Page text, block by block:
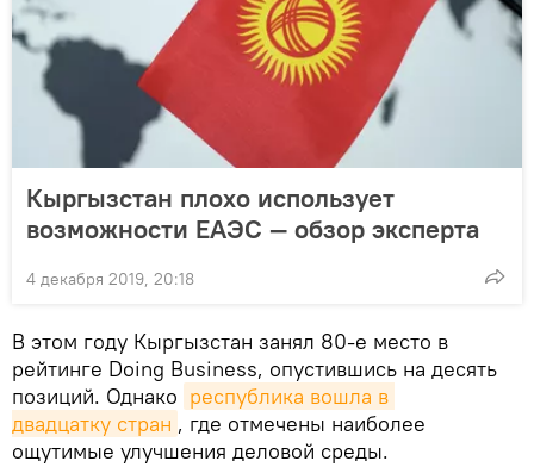
Кыргызстан плохо использует
возможности ЕАЭС — обзор эксперта
4 декабря 2019, 20:18
В этом году Кыргызстан занял 80-е место в
рейтинге Doing Business, опустившись на десять
позиций. Однако республика вошла в
двадцатку стран , где отмечены наиболее
ощутимые улучшения деловой среды.